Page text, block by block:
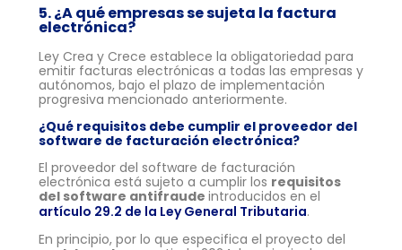
5. ¿A qué empresas se sujeta la factura
electrónica?
Ley Crea y Crece establece la obligatoriedad para
emitir facturas electrónicas a todas las empresas y
autónomos, bajo el plazo de implementación
progresiva mencionado anteriormente.
¿Qué requisitos debe cumplir el proveedor del
software de facturación electrónica?
El proveedor del software de facturación
electrónica está sujeto a cumplir los requisitos
del software antifraude introducidos en el
artículo 29.2 de la Ley General Tributaria.
En principio, por lo que especifica el proyecto del